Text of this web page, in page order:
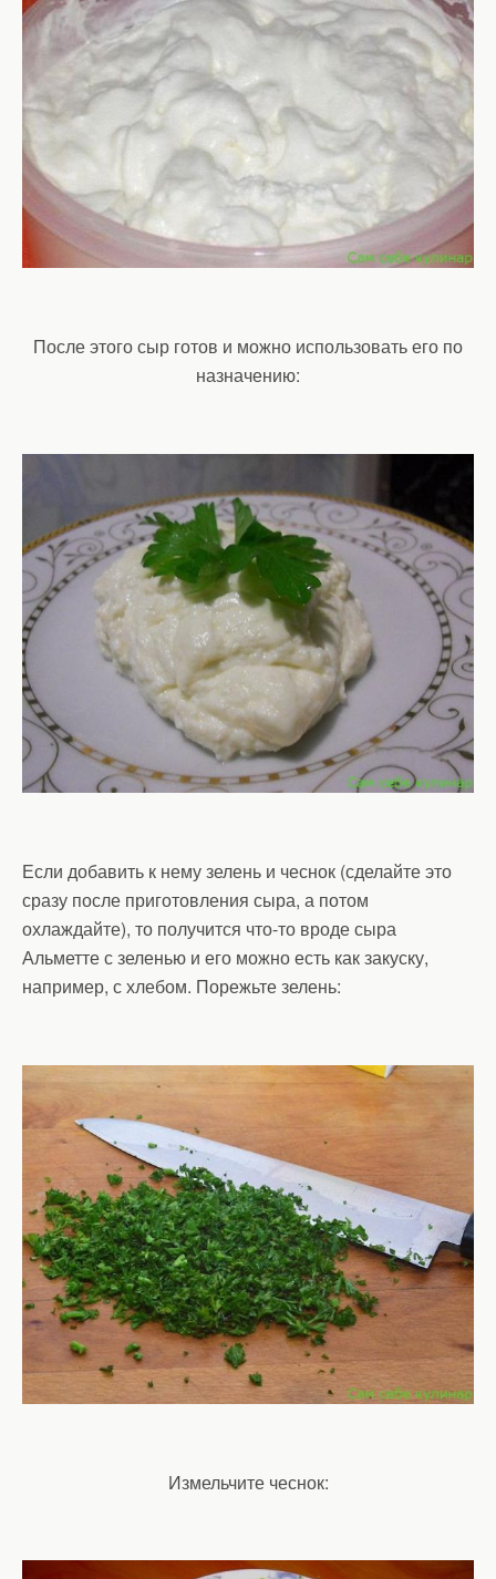
После этого сыр готов и можно использовать его по
назначению:
Если добавить к нему зелень и чеснок (сделайте это
сразу после приготовления сыра, а потом
охлаждайте), то получится что-то вроде сыра
Альметте с зеленью и его можно есть как закуску,
например, с хлебом. Порежьте зелень:
Измельчите чеснок: